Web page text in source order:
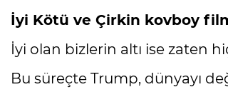
İyi Kötü ve Çirkin kovboy
İyi olan bizlerin altı ise zaten
Bu süreçte Trump, dünyayı